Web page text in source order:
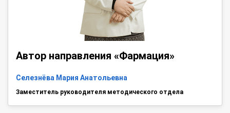
Автор направления «Фармация»
Селезнёва Мария Анатольевна
Заместитель руководителя методического отдела